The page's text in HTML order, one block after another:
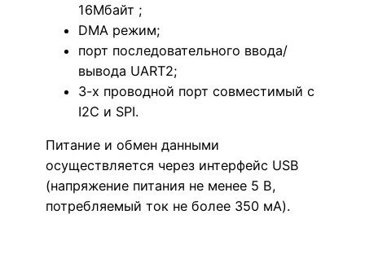
16Мбайт ;
DMA режим;
порт последовательного ввода/
вывода UART2;
3-х проводной порт совместимый с
I2C и SPI.
Питание и обмен данными
осуществляется через интерфейс USB
(напряжение питания не менее 5 В,
потребляемый ток не более 350 мА).